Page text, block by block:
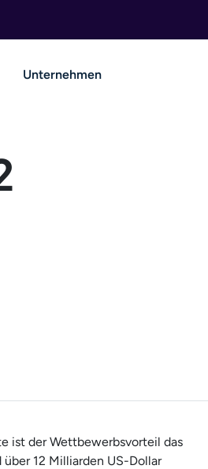
Unternehmen
ist der Wettbewerbsvorteil das
12 Milliarden US-Dollar